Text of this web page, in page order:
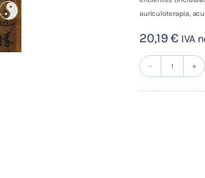
auriculoterapia,
20,19€ IVA